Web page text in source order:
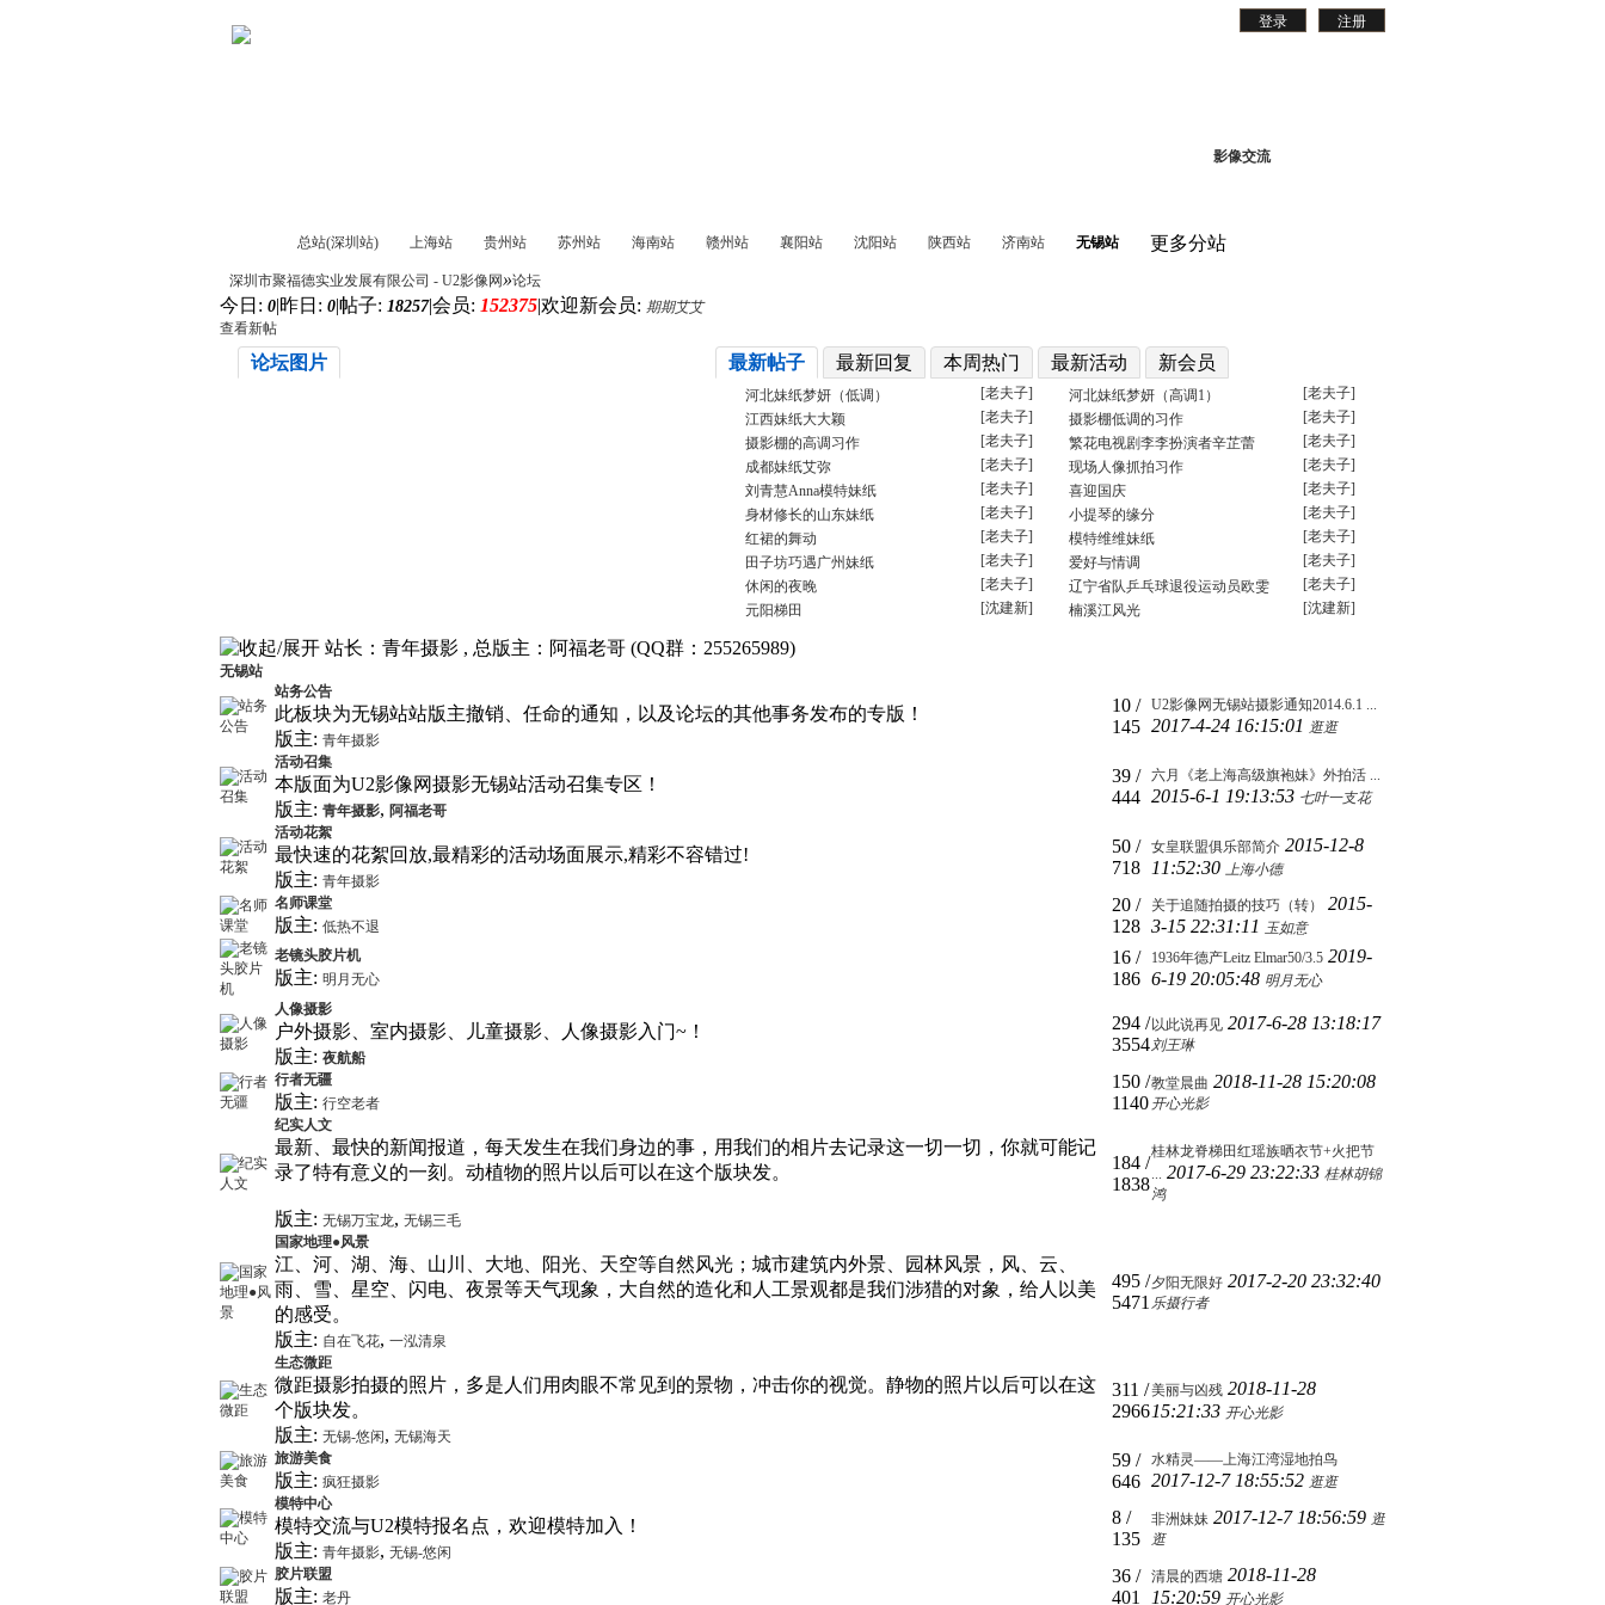
注册
登录
影像交流
总站(深圳站) 上海站 贵州站 苏州站 海南站 赣州站 襄阳站 沈阳站 陕西站 济南站 无锡站 更多分站
深圳市聚福德实业发展有限公司 - U2影像网 »论坛
今日: 0|昨日: 0|帖子: 18257|会员: 152375|欢迎新会员: 期期艾艾
查看新帖
论坛图片 最新帖子 最新回复 本周热门 最新活动 新会员
[老夫子]
河北妹纸梦妍（低调） [老夫子]
河北妹纸梦妍（高调1）
[老夫子]
江西妹纸大大颖 [老夫子]
摄影棚低调的习作
[老夫子]
摄影棚的高调习作 [老夫子]
繁花电视剧李李扮演者辛芷蕾
[老夫子]
成都妹纸艾弥 [老夫子]
现场人像抓拍习作
[老夫子]
刘青慧Anna模特妹纸 [老夫子]
喜迎国庆
[老夫子]
身材修长的山东妹纸 [老夫子]
小提琴的缘分
[老夫子]
红裙的舞动 [老夫子]
模特维维妹纸
[老夫子]
田子坊巧遇广州妹纸 [老夫子]
爱好与情调
[老夫子]
休闲的夜晚 [老夫子]
辽宁省队乒乓球退役运动员欧雯
[沈建新]
元阳梯田 [沈建新]
楠溪江风光
站长：青年摄影 , 总版主：阿福老哥 (QQ群：255265989)
无锡站
站务公告
此板块为无锡站站版主撤销、任命的通知，以及论坛的其他事务发布的专版！
版主: 青年摄影
10 /
145
U2影像网无锡站摄影通知2014.6.1 ...
2017-4-24 16:15:01 逛逛
活动召集
本版面为U2影像网摄影无锡站活动召集专区！
版主: 青年摄影, 阿福老哥
39 /
444
六月《老上海高级旗袍妹》外拍活 ...
2015-6-1 19:13:53 七叶一支花
活动花絮
最快速的花絮回放,最精彩的活动场面展示,精彩不容错过!
版主: 青年摄影
50 /
718
女皇联盟俱乐部简介 2015-12-8
11:52:30 上海小德
名师课堂
版主: 低热不退
20 /
128
关于追随拍摄的技巧（转）
2015-
3-15 22:31:11 玉如意
老镜头胶片机
版主: 明月无心
16 /
186
1936年德产Leitz Elmar50/3.5 2019-
6-19 20:05:48 明月无心
人像摄影
户外摄影、室内摄影、儿童摄影、人像摄影入门~！
版主: 夜航船
294 /
3554
以此说再见 2017-6-28 13:18:17
刘王琳
行者无疆
版主: 行空老者
150 /
1140
教堂晨曲 2018-11-28 15:20:08
开心光影
纪实人文
最新、最快的新闻报道，每天发生在我们身边的事，用我们的相片去记录这一切一切，你就可能记
录了特有意义的一刻。动植物的照片以后可以在这个版块发。
版主: 无锡万宝龙, 无锡三毛
184 /
1838
桂林龙脊梯田红瑶族晒衣节+火把节
... 2017-6-29 23:22:33 桂林胡锦
鸿
国家地理●风景
江、河、湖、海、山川、大地、阳光、天空等自然风光；城市建筑内外景、园林风景，风、云、
雨、雪、星空、闪电、夜景等天气现象，大自然的造化和人工景观都是我们涉猎的对象，给人以美
的感受。
版主: 自在飞花, 一泓清泉
495 /
5471
夕阳无限好 2017-2-20 23:32:40
乐摄行者
生态微距
微距摄影拍摄的照片，多是人们用肉眼不常见到的景物，冲击你的视觉。静物的照片以后可以在这
个版块发。
版主: 无锡-悠闲 , 无锡海天
311 /
2966
美丽与凶残 2018-11-28
15:21:33 开心光影
旅游美食
版主: 疯狂摄影
59 /
646
水精灵——上海江湾湿地拍鸟
2017-12-7 18:55:52 逛逛
模特中心
模特交流与U2模特报名点，欢迎模特加入！
版主: 青年摄影, 无锡-悠闲
8 /
135
非洲妹妹 2017-12-7 18:56:59 逛
逛
胶片联盟
版主: 老丹
36 /
401
清晨的西塘 2018-11-28
15:20:59 开心光影